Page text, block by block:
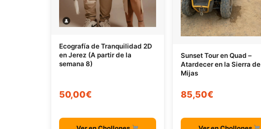
Ecografía de Tranquilidad 2D
en Jerez (A partir de la
semana 8)
50,00€
Sunset Tour en Quad –
Atardecer en la Sierra de
Mijas
85,50€